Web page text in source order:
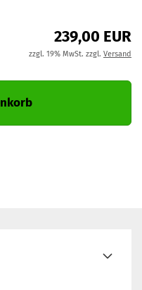
239,00 EUR
zzgl. 19% MwSt. zzgl. Versand